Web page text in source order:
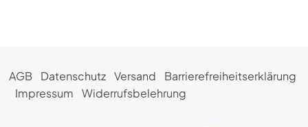
AGB Datenschutz Versand
Barrierefreiheitserklärung
Impressum
Widerrufsbelehrung